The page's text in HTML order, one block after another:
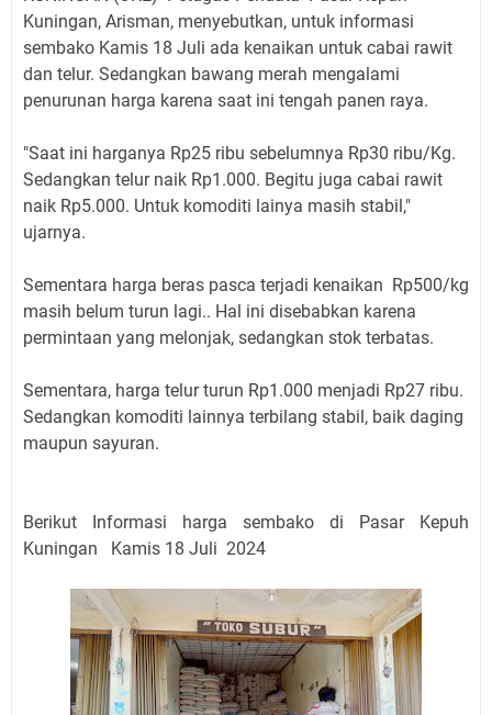
Kuningan, Arisman, menyebutkan, untuk informasi
sembako Kamis 18 Juli ada kenaikan untuk cabai rawit
dan telur. Sedangkan bawang merah mengalami
penurunan harga karena saat ini tengah panen raya.
"Saat ini harganya Rp25 ribu sebelumnya Rp30 ribu/Kg.
Sedangkan telur naik Rp1.000. Begitu juga cabai rawit
naik Rp5.000. Untuk komoditi lainya masih stabil,"
ujarnya.
Sementara harga beras pasca terjadi kenaikan Rp500/kg
masih belum turun lagi.. Hal ini disebabkan karena
permintaan yang melonjak, sedangkan stok terbatas.
Sementara, harga telur turun Rp1.000 menjadi Rp27 ribu.
Sedangkan komoditi lainnya terbilang stabil, baik daging
maupun sayuran.
Berikut Informasi harga sembako di Pasar Kepuh
Kuningan Kamis 18 Juli 2024